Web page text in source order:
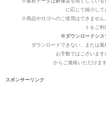
に応じて縮小して
※商品やロゴへのご使用はできません
トをご利
※ダウンロードシス
ダウンロードできない、または
お手数ではございます
からご連絡いただけま
スポンサーリンク